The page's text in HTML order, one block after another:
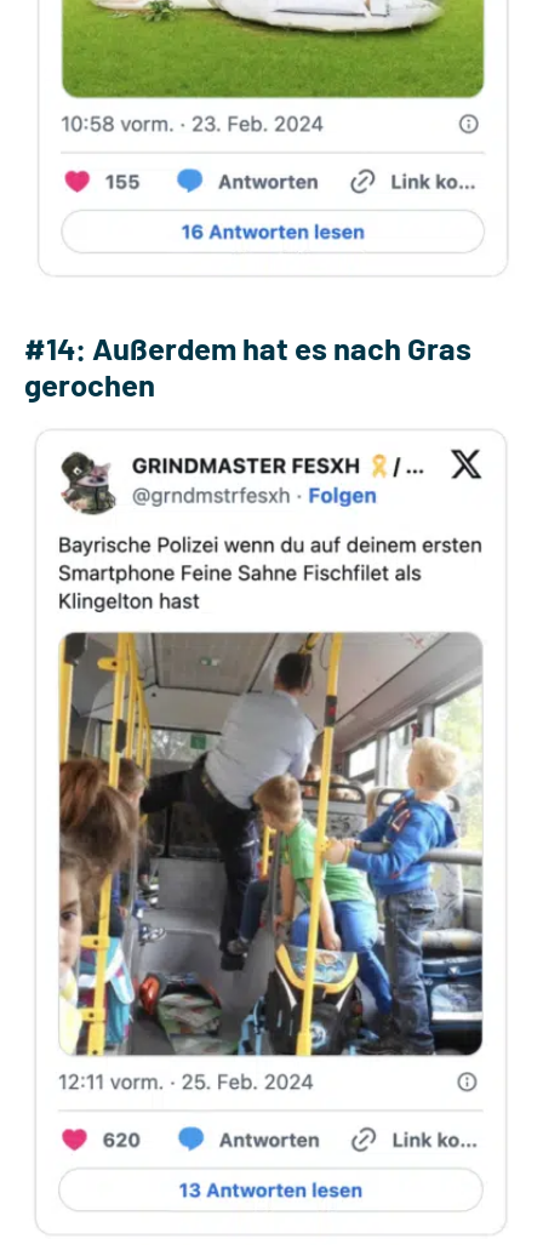
#14: Außerdem hat es nach Gras
gerochen